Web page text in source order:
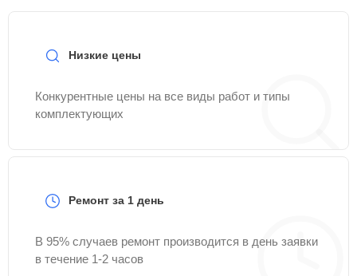
Низкие цены
Конкурентные цены на все виды работ и типы
комплектующих
Ремонт за 1 день
В 95% случаев ремонт производится в день заявки
в течение 1-2 часов